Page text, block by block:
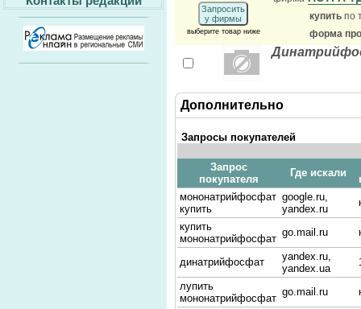
Запросить
у фирмы
выберите товар ниже
купить по
форма
Дополнительно
Запросы покупателей
Запрос
покупателя
Где искали
мононатрийфосфат
купить
google.ru,
yandex.ru
купить
мононатрийфосфат
go.mail.ru
динатрийфосфат
yandex.ru,
yandex.ua
лупить
мононатрийфосфат
go.mail.ru